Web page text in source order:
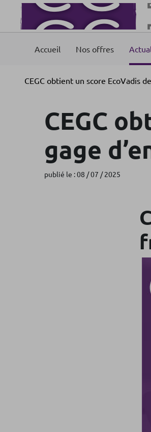
Accueil Nos offres
CEGC obtient un score EcoVadis
CEGC
gage
publié le : 08 / 07 / 2025